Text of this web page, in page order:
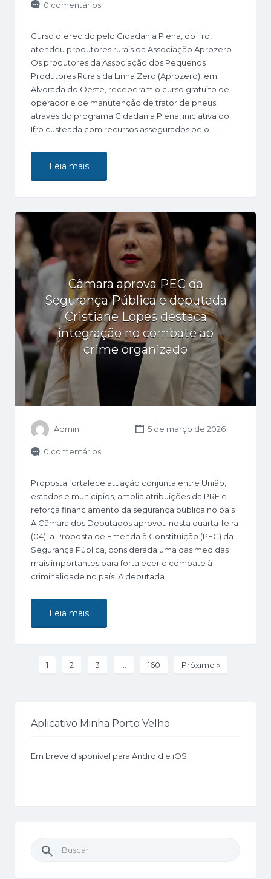
0 comentários
Curso oferecido pelo Cidadania Plena, do Ifro,
atendeu produtores rurais da Associação Aprozero
Os produtores da Associação dos Pequenos
Produtores Rurais da Linha Zero (Aprozero), em
Alvorada do Oeste, receberam o curso gratuito de
operador e de manutenção de trator de pneus,
através do programa Cidadania Plena, iniciativa do
Ifro custeada com recursos assegurados pelo…
Leia mais
Câmara aprova PEC da
Segurança Pública e deputada
Cristiane Lopes destaca
integração no combate ao
crime organizado
Admin 5 de março de 2026
0 comentários
Proposta fortalece atuação conjunta entre União,
estados e municípios, amplia atribuições da PRF e
reforça financiamento da segurança pública no país
A Câmara dos Deputados aprovou nesta quarta-feira
(04), a Proposta de Emenda à Constituição (PEC) da
Segurança Pública, considerada uma das medidas
mais importantes para fortalecer o combate à
criminalidade no país. A deputada…
Leia mais
1 2 3 160 Próximo »
Aplicativo Minha Porto Velho
Em breve disponível para Android e iOS.
Buscar
por: